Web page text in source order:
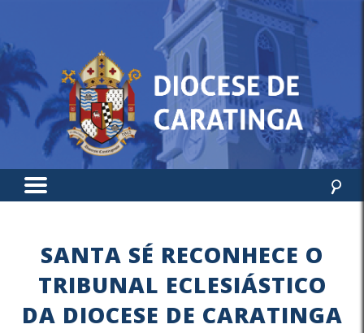
SANTA SÉ RECONHECE O
TRIBUNAL ECLESIÁSTICO
DA DIOCESE DE CARATINGA